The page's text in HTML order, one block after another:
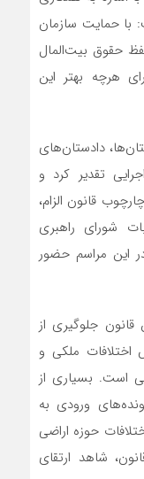
با حمایت سازمان
حقوق بیت‌المال
هرچه بهتر این
دادستان‌های
تقدیر کرد و
قانون الزام،
شورای راهبری
این مراسم حضور
قانون جلوگیری از
ملکی و
است. بسیاری از
حدود 40 درصد پرونده‌های ورودی به
حوزه اراضی
شاهد ارتقای